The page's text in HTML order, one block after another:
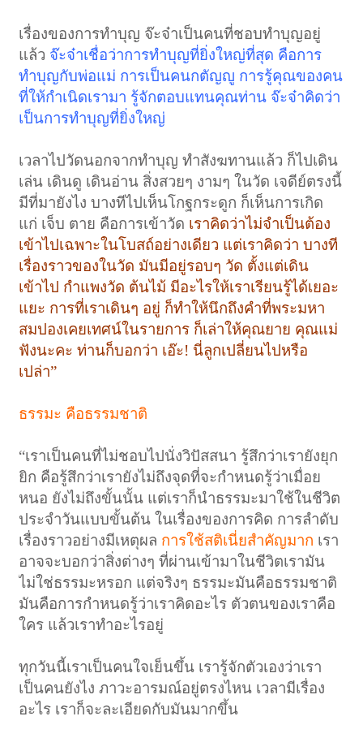
เรื่องของการทำบุญ จ๊ะจ๋าเป็นคนที่ชอบทำบุญอยู่
แล้ว จ๊ะจ๋าเชื่อว่าการทำบุญที่ยิ่งใหญ่ที่สุด คือการ
ทำบุญกับพ่อแม่ การเป็นคนกตัญญู การรู้คุณของคน
ที่ให้กำเนิดเรามา รู้จักตอบแทนคุณท่าน จ๊ะจ๋าคิดว่า
เป็นการทำบุญที่ยิ่งใหญ่
เวลาไปวัดนอกจากทำบุญ ทำสังฆทานแล้ว ก็ไปเดิน
เล่น เดินดู เดินอ่าน สิ่งสวยๆ งามๆ ในวัด เจดีย์ตรงนี้
มีที่มายังไง บางทีไปเห็นโกฐกระดูก ก็เห็นการเกิด
แก่ เจ็บ ตาย คือการเข้าวัด เราคิดว่าไม่จำเป็นต้อง
เข้าไปเฉพาะในโบสถ์อย่างเดียว แต่เราคิดว่า บางที
เรื่องราวของในวัด มันมีอยู่รอบๆ วัด ตั้งแต่เดิน
เข้าไป กำแพงวัด ต้นไม้ มีอะไรให้เราเรียนรู้ได้เยอะ
แยะ การที่เราเดินๆ อยู่ ก็ทำให้นึกถึงคำที่พระมหา
สมปองเคยเทศน์ในรายการ ก็เล่าให้คุณยาย คุณแม่
ฟังนะคะ ท่านก็บอกว่า เอ๊ะ! นี่ลูกเปลี่ยนไปหรือ
เปล่า”
ธรรมะ คือธรรมชาติ
“เราเป็นคนที่ไม่ชอบไปนั่งวิปัสสนา รู้สึกว่าเรายังยุก
ยิก คือรู้สึกว่าเรายังไม่ถึงจุดที่จะกำหนดรู้ว่าเมื่อย
หนอ ยังไม่ถึงขั้นนั้น แต่เราก็นำธรรมะมาใช้ในชีวิต
ประจำวันแบบขั้นต้น ในเรื่องของการคิด การลำดับ
เรื่องราวอย่างมีเหตุผล การใช้สติเนี่ยสำคัญมาก เรา
อาจจะบอกว่าสิ่งต่างๆ ที่ผ่านเข้ามาในชีวิตเรามัน
ไม่ใช่ธรรมะหรอก แต่จริงๆ ธรรมะมันคือธรรมชาติ
มันคือการกำหนดรู้ว่าเราคิดอะไร ตัวตนของเราคือ
ใคร แล้วเราทำอะไรอยู่
ทุกวันนี้เราเป็นคนใจเย็นขึ้น เรารู้จักตัวเองว่าเรา
เป็นคนยังไง ภาวะอารมณ์อยู่ตรงไหน เวลามีเรื่อง
อะไร เราก็จะละเอียดกับมันมากขึ้น